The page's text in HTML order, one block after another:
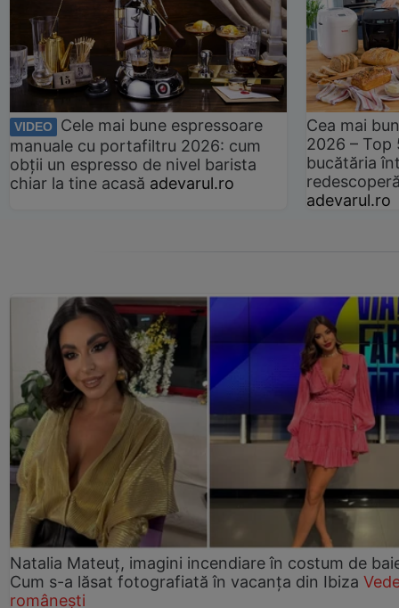
VIDEO
Cele mai bune espressoare
manuale cu portafiltru 2026: cum
obții un espresso de nivel barista
chiar la tine acasă adevarul.ro
Cea mai
2026 –
bucătăria
adevarul.ro
Natalia Mateuț, imagini incendiare în costum de
Cum s-a lăsat fotografiată în vacanța din Ibiza
românești